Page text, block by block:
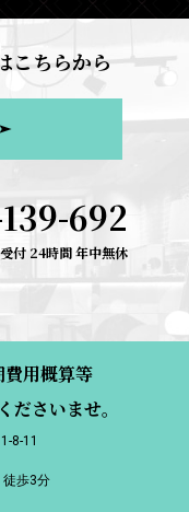
こちらから
692
付 24時間 年中無休
用概算等
さいませ。
8-11
歩3分